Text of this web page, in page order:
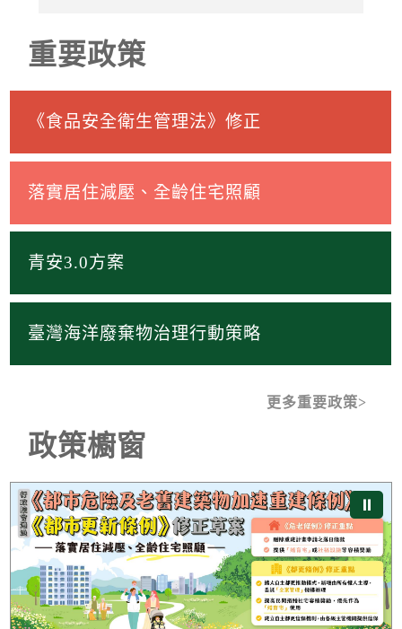
重要政策
《食品安全衛生管理法》修正
落實居住減壓、全齡住宅照顧
青安3.0方案
臺灣海洋廢棄物治理行動策略
更多重要政策
政策櫥窗
⏸
《都市危險及老舊建築物加速重建條例》及《都市更新條